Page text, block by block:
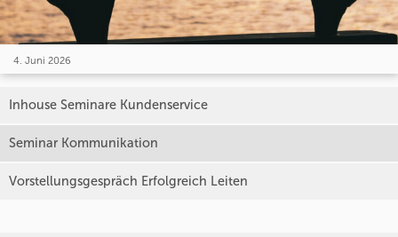
4. Juni 2026
Inhouse Seminare Kundenservice
Seminar Kommunikation
Vorstellungsgespräch Erfolgreich Leiten